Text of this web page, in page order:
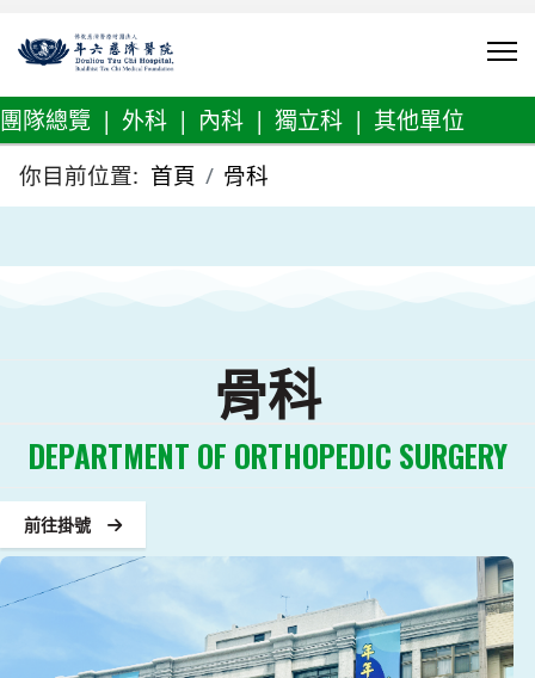
團隊總覽 | 外科 | 內科 | 獨立科 | 其他單位
你目前位置: 首頁 骨科
骨科
DEPARTMENT OF ORTHOPEDIC SURGERY
前往掛號